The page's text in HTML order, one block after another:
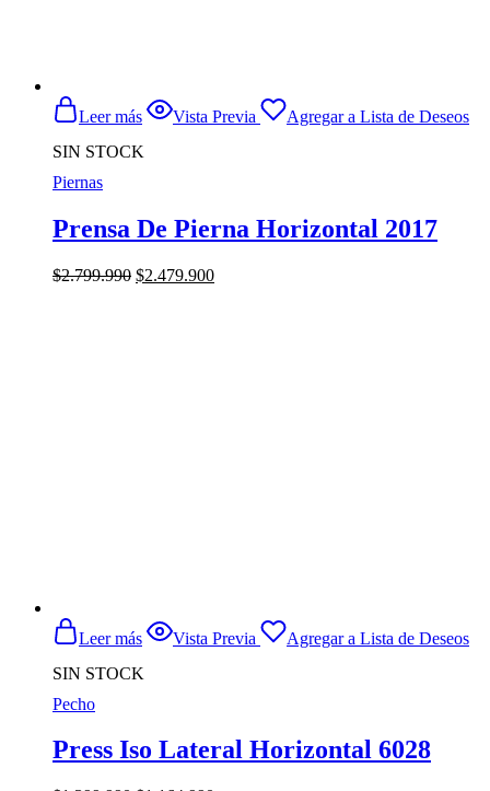
SIN STOCK
Leer más Vista Previa Agregar a Lista de Deseos
Piernas
Prensa De Pierna Horizontal 2017
$2.799.990 El
$2.479.900El
SIN STOCK
Leer más Vista Previa Agregar a Lista de Deseos
Pecho
Press Iso Lateral Horizontal 6028